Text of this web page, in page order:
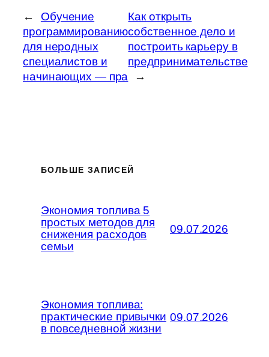
←
Обучение
программированию
для неродных
специалистов и
начинающих — пра
Как открыть
собственное дело и
построить карьеру в
предпринимательстве
→
БОЛЬШЕ ЗАПИСЕЙ
Экономия топлива 5
простых методов для
снижения расходов
семьи
09.07.2026
Экономия топлива:
практические привычки
в повседневной жизни
09.07.2026